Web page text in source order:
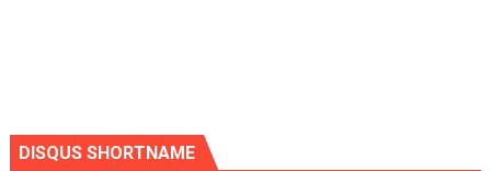
DISQUS SHORTNAME